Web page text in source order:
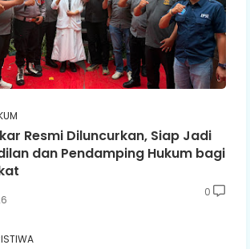
Resmi Diluncurkan, Siap Jadi
dan Pendamping Hukum bagi
0